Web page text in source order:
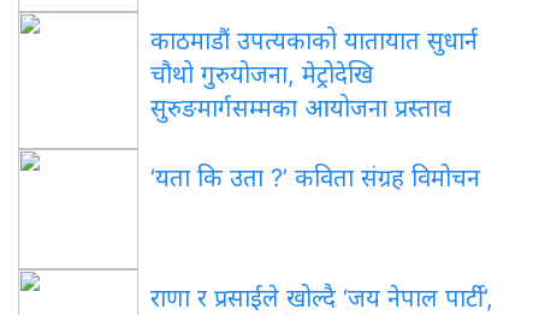
काठमाडौं उपत्यकाको यातायात सुधार्न
चौथो गुरुयोजना, मेट्रोदेखि
सुरुङमार्गसम्मका आयोजना प्रस्ताव
‘यता कि उता ?’ कविता संग्रह विमोचन
राणा र प्रसाईंले खोल्दै ‘जय नेपाल पार्टी’,